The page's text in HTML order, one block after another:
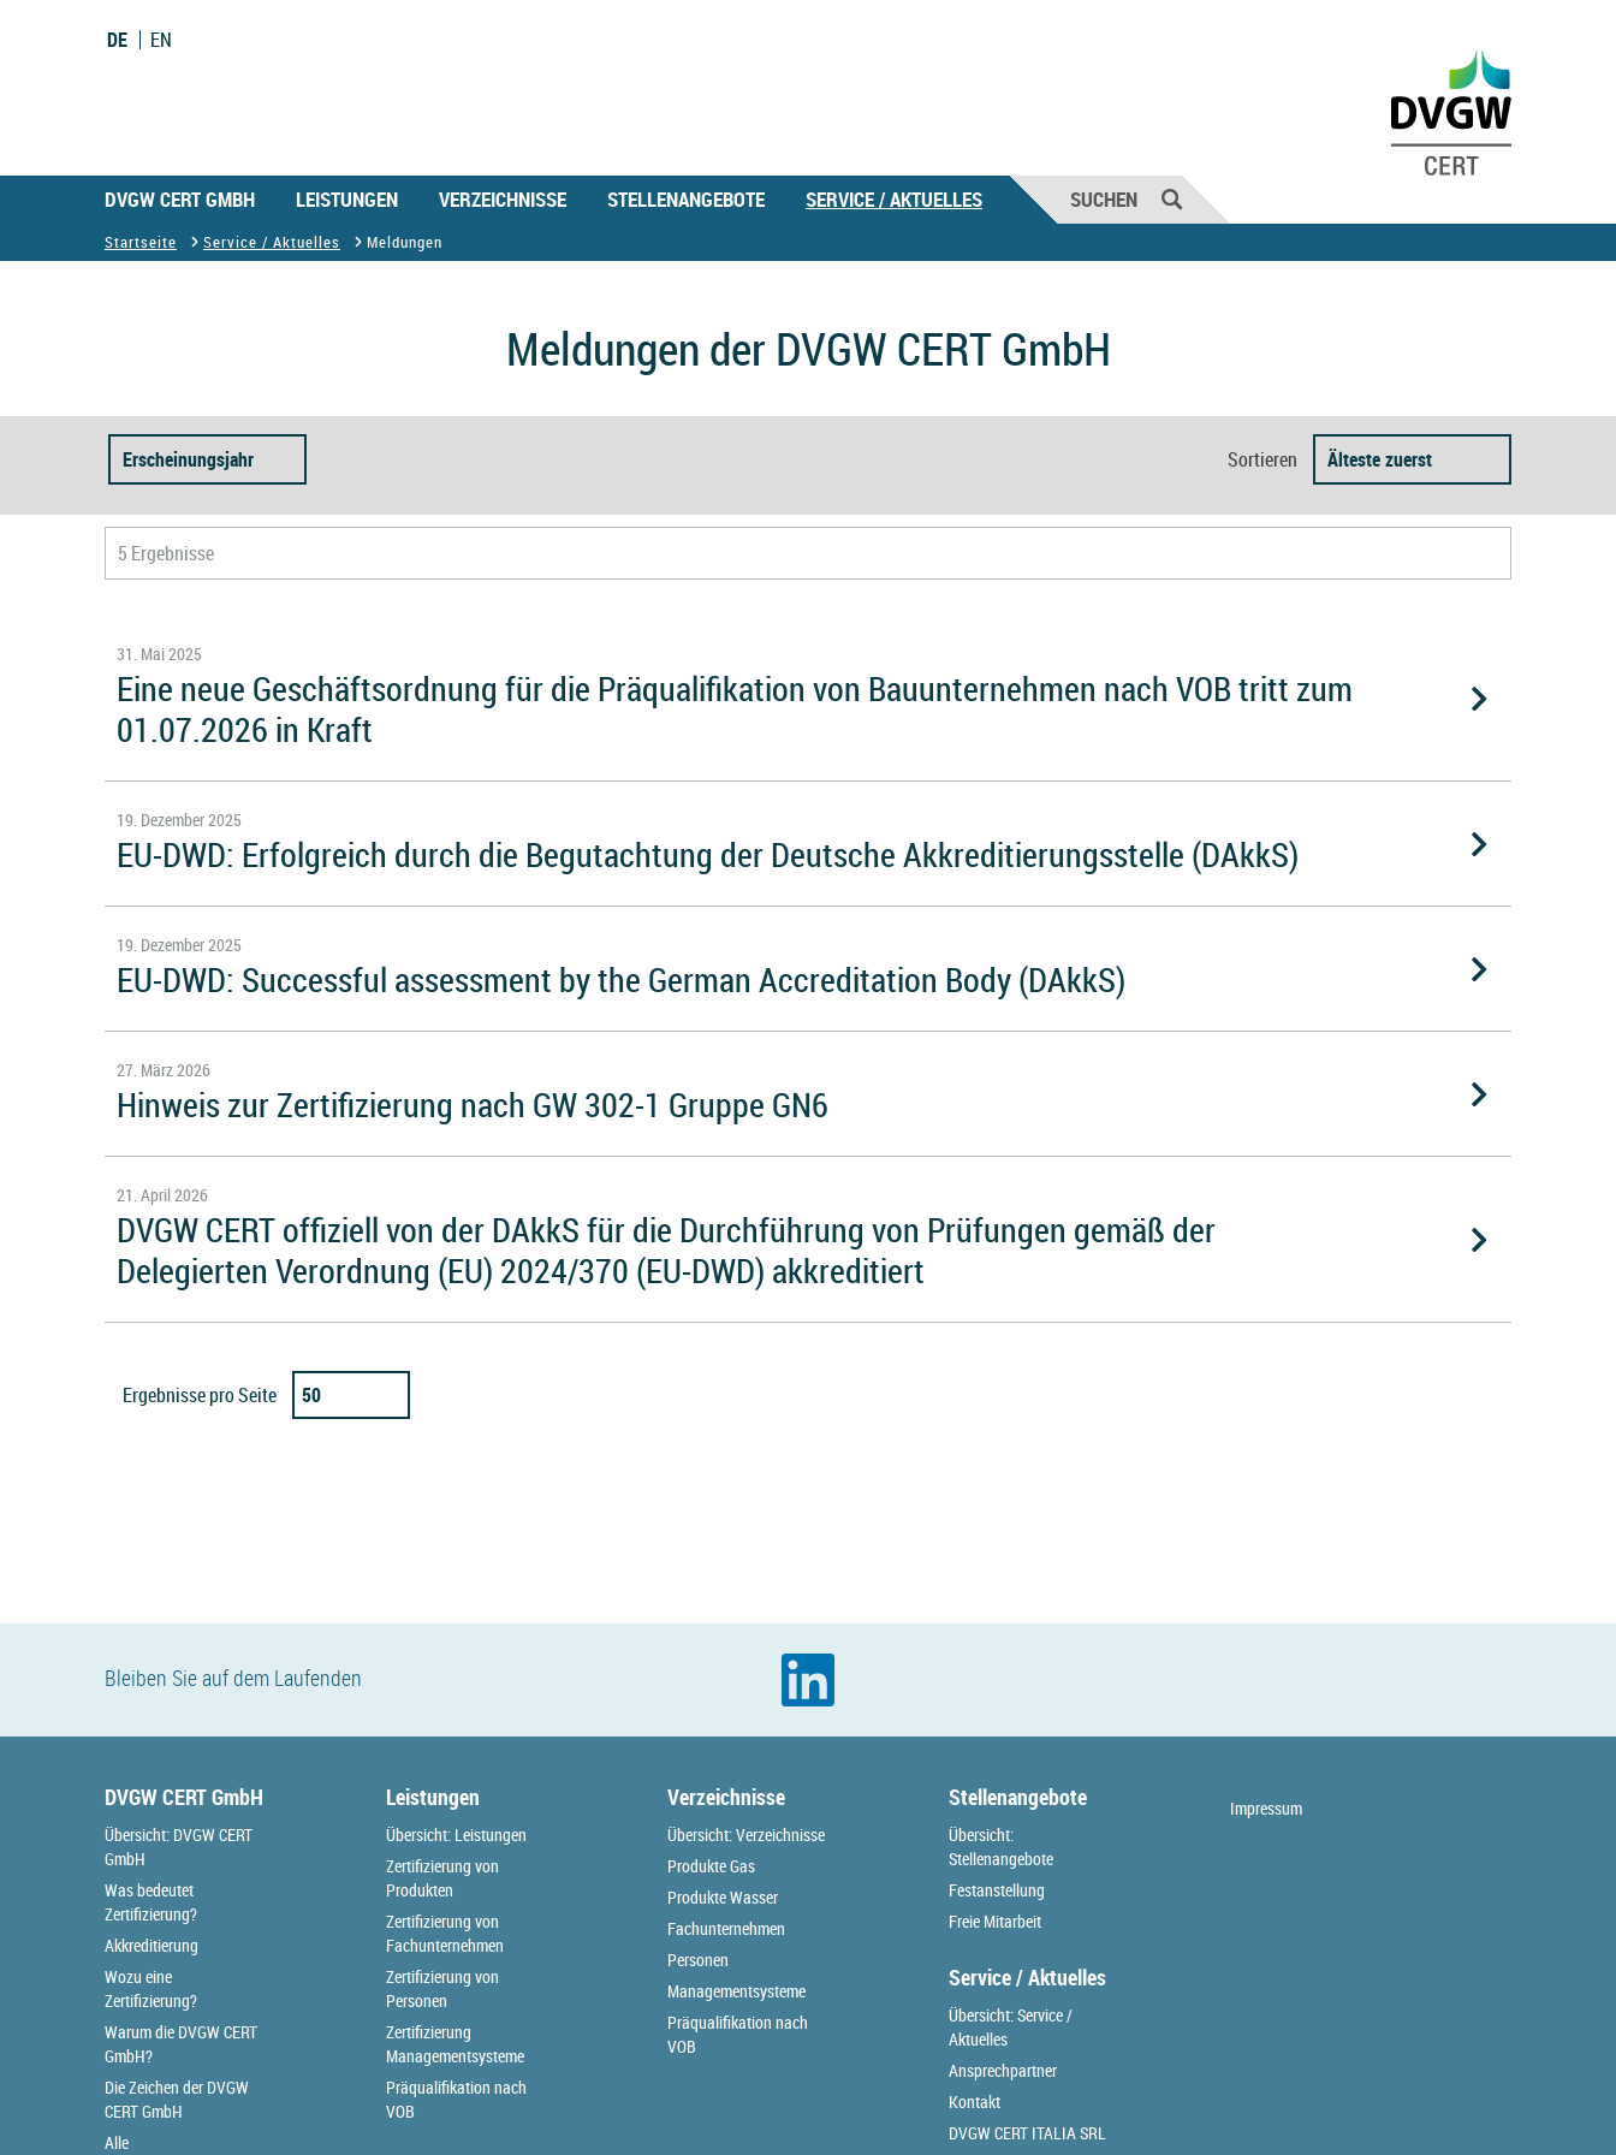
DE EN
DVGW CERT GMBH LEISTUNGEN VERZEICHNISSE STELLENANGEBOTE SERVICE / AKTUELLES SUCHEN
Startseite Service / Aktuelles Meldungen
Meldungen der DVGW CERT GmbH
Erscheinungsjahr Sortieren Älteste zuerst
5 Ergebnisse
31. Mai 2025
Eine neue Geschäftsordnung für die Präqualifikation von Bauunternehmen nach VOB tritt zum
01.07.2026 in Kraft
19. Dezember 2025
EU-DWD: Erfolgreich durch die Begutachtung der Deutsche Akkreditierungsstelle (DAkkS)
19. Dezember 2025
EU-DWD: Successful assessment by the German Accreditation Body (DAkkS)
27. März 2026
Hinweis zur Zertifizierung nach GW 302-1 Gruppe GN6
21. April 2026
DVGW CERT offiziell von der DAkkS für die Durchführung von Prüfungen gemäß der
Delegierten Verordnung (EU) 2024/370 (EU-DWD) akkreditiert
Ergebnisse pro Seite 50
Bleiben Sie auf dem Laufenden
DVGW CERT GmbH
Übersicht: DVGW CERT
GmbH
Was bedeutet
Zertifizierung?
Akkreditierung
Wozu eine
Zertifizierung?
Warum die DVGW CERT
GmbH?
Die Zeichen der DVGW
CERT GmbH
Alle
Leistungen
Übersicht: Leistungen
Zertifizierung von
Produkten
Zertifizierung von
Fachunternehmen
Zertifizierung von
Personen
Zertifizierung
Managementsysteme
Präqualifikation nach
VOB
Verzeichnisse
Übersicht: Verzeichnisse
Produkte Gas
Produkte Wasser
Fachunternehmen
Personen
Managementsysteme
Präqualifikation nach
VOB
Stellenangebote
Übersicht:
Stellenangebote
Festanstellung
Freie Mitarbeit
Service / Aktuelles
Übersicht: Service /
Aktuelles
Ansprechpartner
Kontakt
DVGW CERT ITALIA SRL
Impressum